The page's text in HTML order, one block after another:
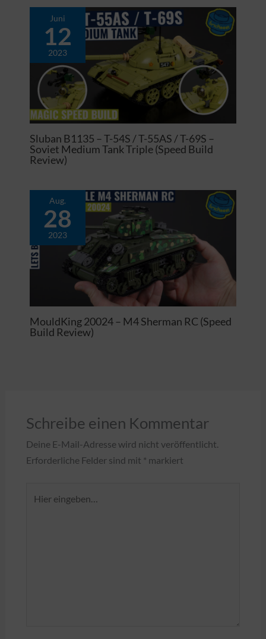
Juni
12
2023
Sluban B1135 – T-54S / T-55AS / T-69S –
Soviet Medium Tank Triple (Speed Build
Review)
Aug.
28
2023
MouldKing 20024 – M4 Sherman RC (Speed
Build Review)
Schreibe einen Kommentar
Deine E-Mail-Adresse wird nicht veröffentlicht.
Erforderliche Felder sind mit * markiert
eingeben…